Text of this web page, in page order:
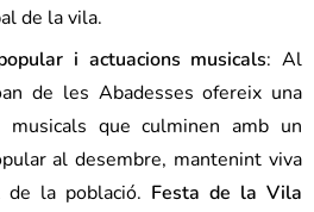
de la vila.
i actuacions musicals: Al
de les Abadesses ofereix una
musicals que culminen amb un
al desembre, mantenint viva
la població. Festa de la Vila